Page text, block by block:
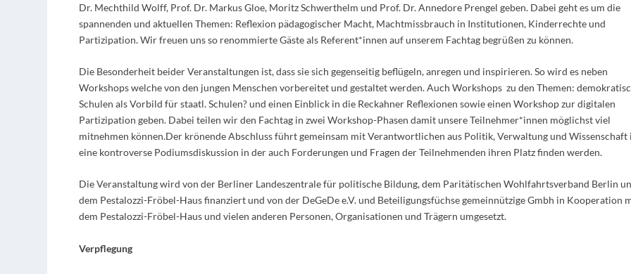
Dr. Mechthild Wolff, Prof. Dr. Markus Gloe, Moritz Schwerthelm und Prof. Dr. Annedore Prengel geben. Dabei geht es um die
spannenden und aktuellen Themen: Reflexion pädagogischer Macht, Machtmissbrauch in Institutionen, Kinderrechte und
Partizipation. Wir freuen uns so renommierte Gäste als Referent*innen auf unserem Fachtag begrüßen zu können.
Die Besonderheit beider Veranstaltungen ist, dass sie sich gegenseitig beflügeln, anregen und inspirieren. So wird es neben
Workshops welche von den jungen Menschen vorbereitet und gestaltet werden. Auch Workshops zu den Themen:
Schulen als Vorbild für staatl. Schulen? und einen Einblick in die Reckahner Reflexionen sowie einen Workshop zur digitalen
Partizipation geben. Dabei teilen wir den Fachtag in zwei Workshop-Phasen damit unsere Teilnehmer*innen möglichst viel
mitnehmen können.Der krönende Abschluss führt gemeinsam mit Verantwortlichen aus Politik, Verwaltung und Wissenschaft
eine kontroverse Podiumsdiskussion in der auch Forderungen und Fragen der Teilnehmenden ihren Platz finden werden.
Die Veranstaltung wird von der Berliner Landeszentrale für politische Bildung, dem Paritätischen Wohlfahrtsverband Berlin
dem Pestalozzi-Fröbel-Haus finanziert und von der DeGeDe e.V. und Beteiligungsfüchse gemeinnützige Gmbh in Kooperation
dem Pestalozzi-Fröbel-Haus und vielen anderen Personen, Organisationen und Trägern umgesetzt.
Verpflegung